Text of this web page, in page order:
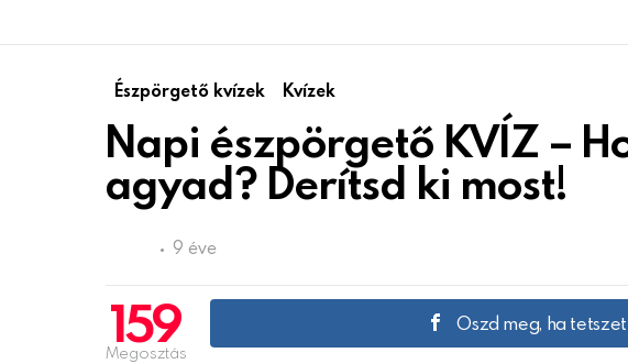
Észpörgető kvízek Kvízek
Napi észpörgető KVÍZ –
agyad? Derítsd ki most!
9 éve
159
Megosztás
Oszd meg, ha